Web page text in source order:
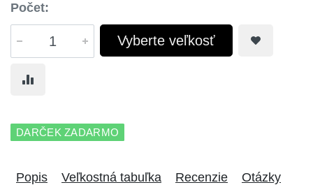
Počet:
Vyberte veľkosť
DARČEK ZADARMO
Popis Veľkostná tabuľka Recenzie Otázky